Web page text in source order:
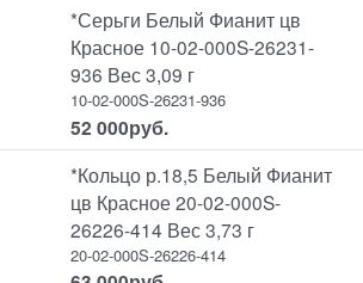
*Серьги Белый Фианит цв
Красное 10-02-000S-26231-
936 Вес 3,09 г
10-02-000S-26231-936
52 000руб.
*Кольцо р.18,5 Белый Фианит
цв Красное 20-02-000S-
26226-414 Вес 3,73 г
20-02-000S-26226-414